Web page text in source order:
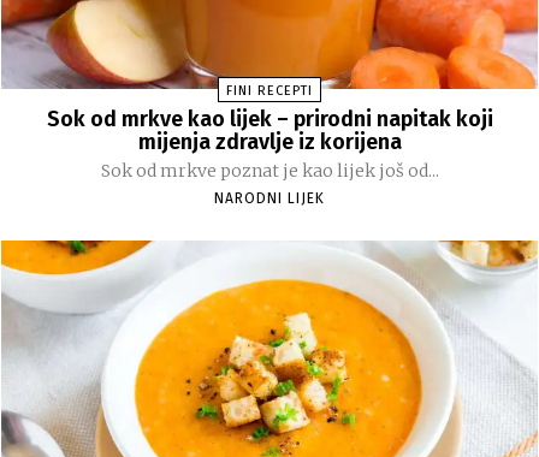
FINI RECEPTI
Sok od mrkve kao lijek – prirodni napitak koji
mijenja zdravlje iz korijena
Sok od mrkve poznat je kao lijek još od...
NARODNI LIJEK